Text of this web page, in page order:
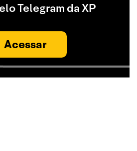
Telegram da XP
Acessar